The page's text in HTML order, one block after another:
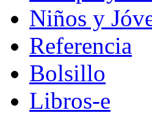
Niños y
Referencia
Bolsillo
Libros-e